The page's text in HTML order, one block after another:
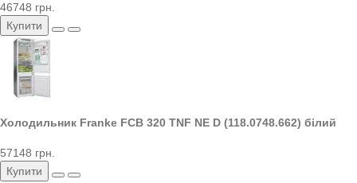
46748 грн.
Купити
Холодильник Franke FCB 320 TNF NE D (118.0748.662) білий
57148 грн.
Купити